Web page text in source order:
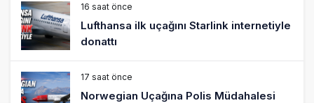
16 saat önce
Lufthansa ilk uçağını Starlink internetiyle
donattı
17 saat önce
Norwegian Uçağına Polis Müdahalesi